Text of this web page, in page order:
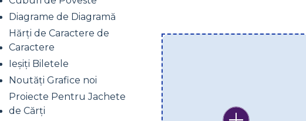
Diagrame de Diagramă
Hărți de Caractere de
Caractere
Ieșiți Biletele
Noutăți Grafice noi
Proiecte Pentru Jachete
de Cărți